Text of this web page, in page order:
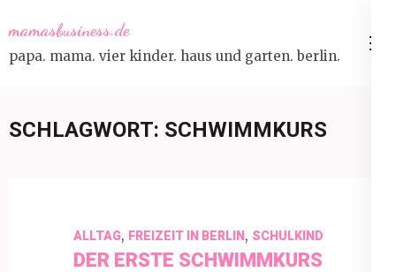
to
content
mamasbusiness.de
papa. mama. vier kinder. haus und garten. berlin.
SCHLAGWORT: SCHWIMMKURS
ALLTAG, FREIZEIT IN BERLIN, SCHULKIND
DER ERSTE SCHWIMMKURS